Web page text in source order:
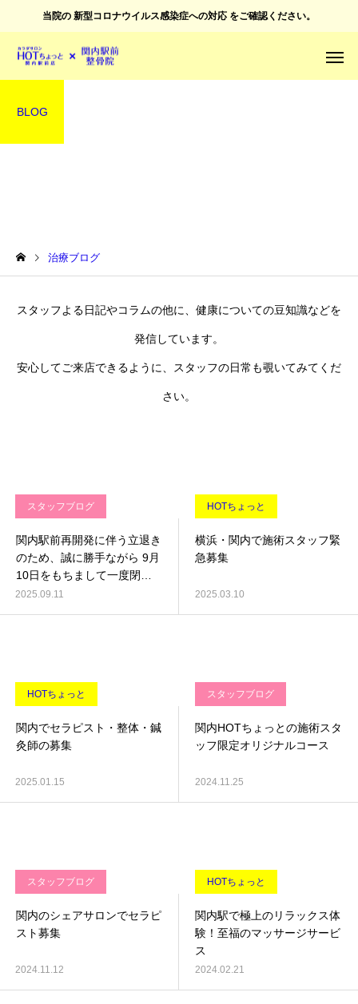
当院の 新型コロナウイルス感染症への対応 をご確認ください。
BLOG
治療ブログ
スタッフよる日記やコラムの他に、健康についての豆知識などを
発信しています。
安心してご来店できるように、スタッフの日常も覗いてみてくだ
さい。
スタッフブログ
関内駅前再開発に伴う立退き
のため、誠に勝手ながら 9月
10日をもちまして一度閉店
させていただくこととなりま
2025.09.11
HOTちょっと
横浜・関内で施術スタッフ緊
急募集
2025.03.10
HOTちょっと
関内でセラピスト・整体・鍼
灸師の募集
2025.01.15
スタッフブログ
関内HOTちょっとの施術スタ
ッフ限定オリジナルコース
2024.11.25
スタッフブログ
関内のシェアサロンでセラピ
スト募集
2024.11.12
HOTちょっと
関内駅で極上のリラックス体
験！至福のマッサージサービ
ス
2024.02.21